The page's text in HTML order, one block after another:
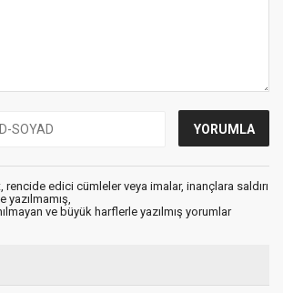
rencide edici cümleler veya imalar, inançlara saldırı
yazılmamış,
ve büyük harflerle yazılmış yorumlar